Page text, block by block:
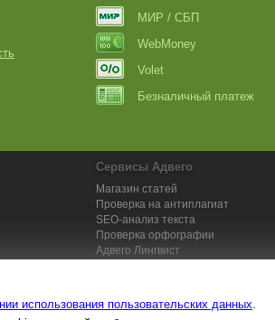
МИР / СБП
WebMoney
Volet
Безналичный платеж
Сервисы Адвего
Магазин статей
Проверка на антиплагиат
SEO-анализ текста
Проверка орфографии
Адвего Лингвист
использования пользовательских данных